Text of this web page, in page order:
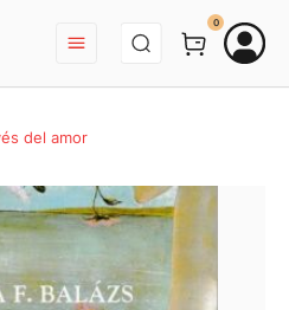
BEJELENTKEZÉS
0
del amor